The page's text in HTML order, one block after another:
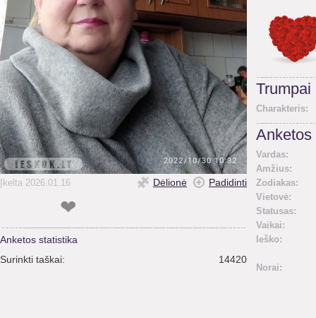
Įkelta 2026.01.16 Dėlionė Padidinti
❤
Anketos statistika
Surinkti taškai:
14420
Trumpai
Charakteris:
Anketos
Vardas:
Amžius:
Zodiakas:
Vietovė:
Statusas:
Vaikai:
Ieško:
Norai: